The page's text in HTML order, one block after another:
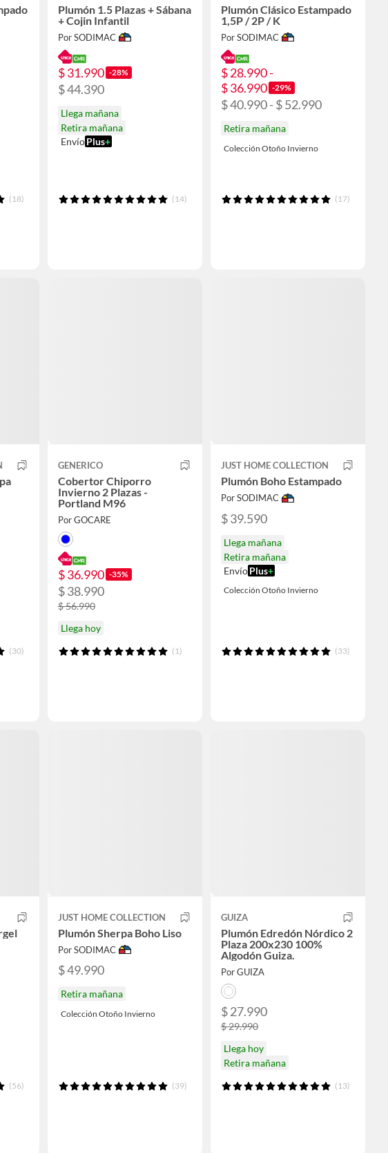
(18)
Plumón 1.5 Plazas + Sábana
+ Cojin Infantil
Por SODIMAC
$ 31.990 -28%
$ 44.390
Llega mañana
Retira mañana
EnvíoPlus+
(14)
Plumón Clásico Estampado
1,5P / 2P / K
Por SODIMAC
$ 28.990 -
$ 36.990 -29%
$ 40.990 - $ 52.990
Retira mañana
Colección Otoño Invierno
(17)
(30)
GENERICO
Cobertor Chiporro
Invierno 2 Plazas -
Portland M96
Por GOCARE
$ 36.990 -35%
$ 38.990
$ 56.990
Llega hoy
(1)
JUST HOME COLLECTION
Plumón Boho Estampado
Por SODIMAC
$ 39.590
Llega mañana
Retira mañana
EnvíoPlus+
Colección Otoño Invierno
(33)
(56)
JUST HOME COLLECTION
Plumón Sherpa Boho Liso
Por SODIMAC
$ 49.990
Retira mañana
Colección Otoño Invierno
(39)
GUIZA
Plumón Edredón Nórdico 2
Plaza 200x230 100%
Algodón Guiza.
Por GUIZA
$ 27.990
$ 29.990
Llega hoy
Retira mañana
(13)